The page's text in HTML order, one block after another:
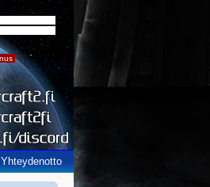
Yhteydenotto